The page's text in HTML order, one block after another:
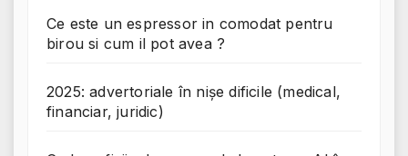
Ce este un espressor in comodat pentru
birou si cum il pot avea ?
2025: advertoriale în nișe dificile (medical,
financiar, juridic)